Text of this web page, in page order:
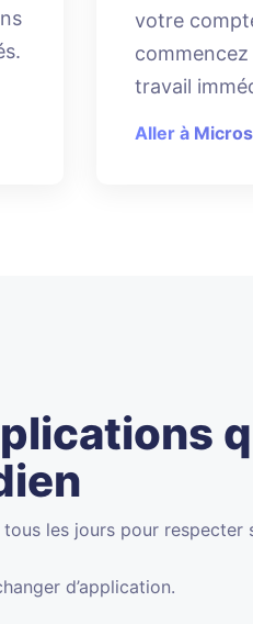
votre
travail
Aller à
les jours pour respecter
d’application.